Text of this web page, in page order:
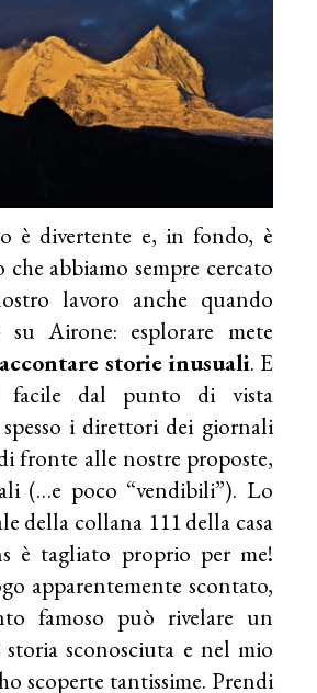
è divertente e, in fondo, è
abbiamo sempre cercato
lavoro anche quando
su Airone: esplorare mete
storie inusuali. E
dal punto di vista
spesso i direttori dei giornali
fronte alle nostre proposte,
(…e poco “vendibili”). Lo
della collana 111 della casa
è tagliato proprio per me!
apparentemente scontato,
famoso può rivelare un
sconosciuta e nel mio
scoperte tantissime. Prendi